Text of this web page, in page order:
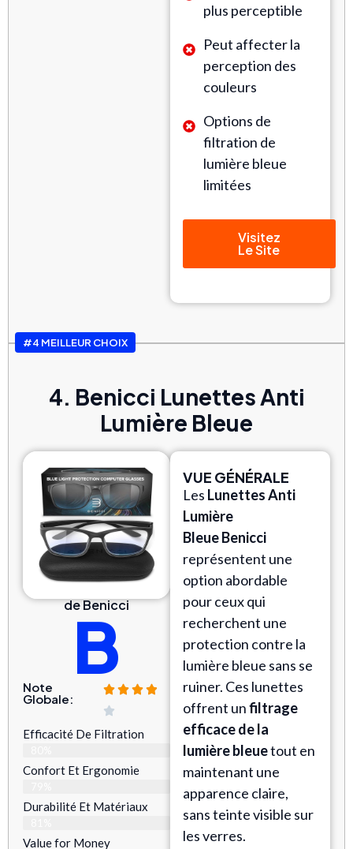
plus perceptible
Peut affecter la
perception des
couleurs
Options de
filtration de
lumière bleue
limitées
Visitez
Le Site
#4 MEILLEUR CHOIX
4. Benicci Lunettes Anti
Lumière Bleue
de Benicci
B
Note
Globale:
Efficacité De Filtration
Confort Et Ergonomie
Durabilité Et Matériaux
Value for Money
VUE GÉNÉRALE
Les Lunettes Anti
Lumière
BleueBenicci
représentent une
option abordable
pour ceux qui
recherchent une
protection contre la
lumière bleue sans se
ruiner. Ces lunettes
offrent unfiltrage
efficace de la
lumière bleuetout en
maintenant une
apparence claire,
sans teinte visible sur
les verres.